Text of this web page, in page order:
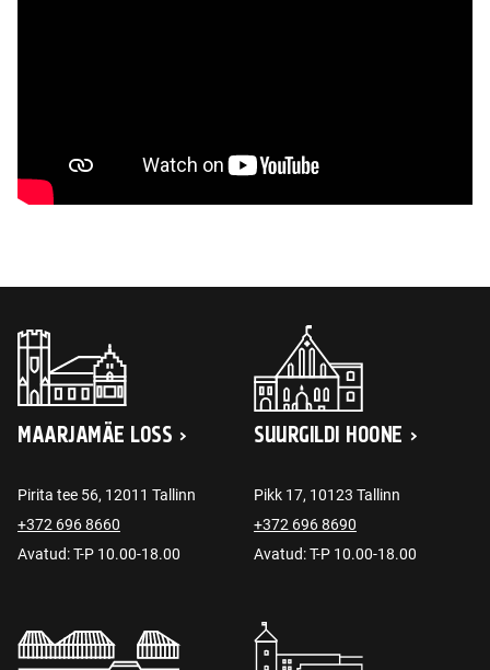
MAARJAMÄE LOSS
Pirita tee 56, 12011 Tallinn
+372 696 8660
Avatud: T-P 10.00-18.00
SUURGILDI HOONE
Pikk 17, 10123 Tallinn
+372 696 8690
Avatud: T-P 10.00-18.00